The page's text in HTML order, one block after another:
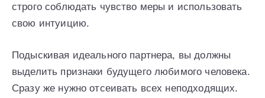
строго соблюдать чувство меры и использовать
свою интуицию.
Подыскивая идеального партнера, вы должны
выделить признаки будущего любимого человека.
Сразу же нужно отсеивать всех неподходящих.